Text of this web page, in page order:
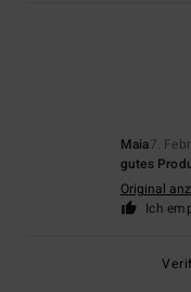
Maia7.
gutes
Original
Ich